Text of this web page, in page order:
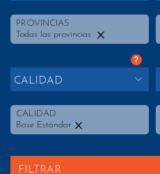
PROVINCIAS
Todas las provincias
?
CALIDAD
CALIDAD
Base Estándar
FILTRAR